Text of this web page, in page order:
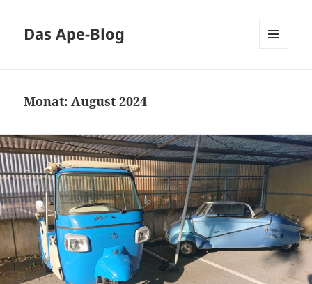
Das Ape-Blog
Monat:August 2024